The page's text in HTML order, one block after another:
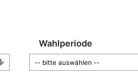
Wahlperiode